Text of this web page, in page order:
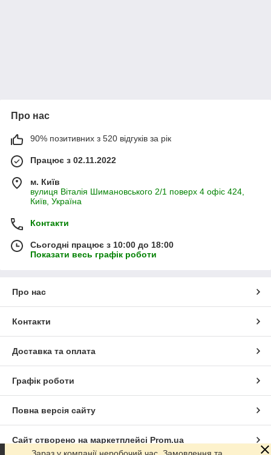
Про нас
90% позитивних з 520 відгуків за рік
Працює з 02.11.2022
м. Київ
вулиця Віталія Шимановського 2/1 поверх 4 офіс 424,
Київ, Україна
Контакти
Сьогодні працює з 10:00 до 18:00
Показати весь графік роботи
Про нас
Контакти
Доставка та оплата
Графік роботи
Повна версія сайту
Сайт створено на маркетплейсі Prom.ua